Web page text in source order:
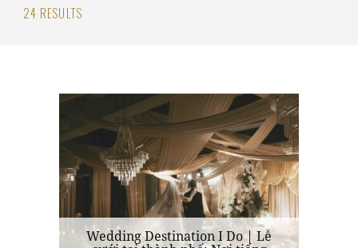
24 RESULTS
Wedding Destination I Do | Lễ